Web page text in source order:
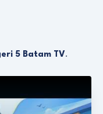
5 Batam TV.